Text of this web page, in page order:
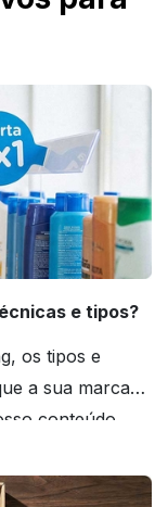
e tipos?
os tipos e
a sua marca
conteúdo